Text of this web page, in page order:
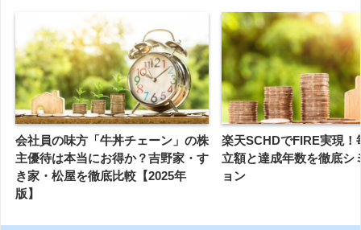
会社員の味方「牛丼チェーン」の株
主優待は本当にお得か？吉野家・す
き家・松屋を徹底比較【2025年
版】
楽天SCHDでFIRE実現！
立額と達成年数を徹底シ
ョン